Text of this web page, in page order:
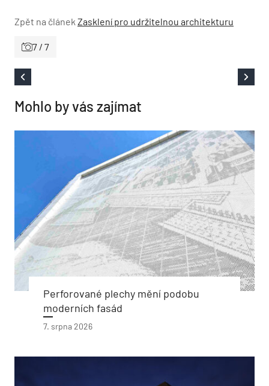
Zpět na článek Zasklení pro udržitelnou architekturu
7 / 7
Mohlo by vás zajímat
Perforované plechy mění podobu
moderních fasád
7. srpna 2026